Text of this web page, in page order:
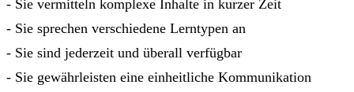
- Sie vermitteln komplexe Inhalte in kurzer Zeit
- Sie sprechen verschiedene Lerntypen an
- Sie sind jederzeit und überall verfügbar
- Sie gewährleisten eine einheitliche Kommunikation